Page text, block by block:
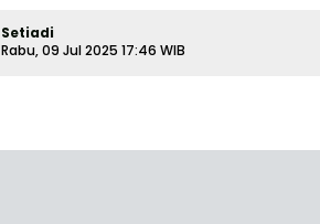
Setiadi
Rabu, 09 Jul 2025 17:46 WIB